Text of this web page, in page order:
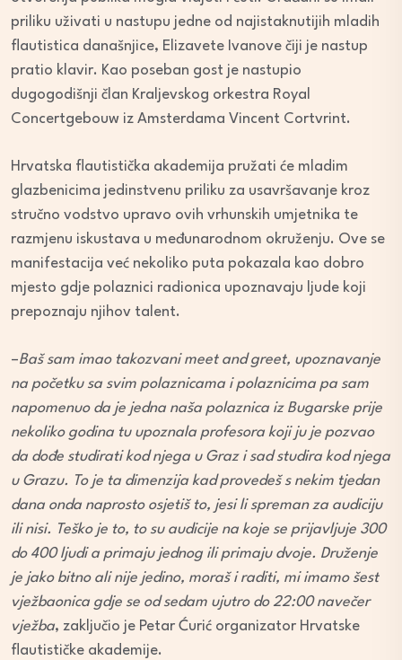
priliku uživati u nastupu jedne od najistaknutijih mladih
flautistica današnjice, Elizavete Ivanove čiji je nastup
pratio klavir. Kao poseban gost je nastupio
dugogodišnji član Kraljevskog orkestra Royal
Concertgebouw iz Amsterdama Vincent Cortvrint.
Hrvatska flautistička akademija pružati će mladim
glazbenicima jedinstvenu priliku za usavršavanje kroz
stručno vodstvo upravo ovih vrhunskih umjetnika te
razmjenu iskustava u međunarodnom okruženju. Ove se
manifestacija već nekoliko puta pokazala kao dobro
mjesto gdje polaznici radionica upoznavaju ljude koji
prepoznaju njihov talent.
–Baš sam imao takozvani meet and greet, upoznavanje
na početku sa svim polaznicama i polaznicima pa sam
napomenuo da je jedna naša polaznica iz Bugarske prije
nekoliko godina tu upoznala profesora koji ju je pozvao
da dođe studirati kod njega u Graz i sad studira kod njega
u Grazu. To je ta dimenzija kad provedeš s nekim tjedan
dana onda naprosto osjetiš to, jesi li spreman za audiciju
ili nisi. Teško je to, to su audicije na koje se prijavljuje 300
do 400 ljudi a primaju jednog ili primaju dvoje. Druženje
je jako bitno ali nije jedino, moraš i raditi, mi imamo šest
vježbaonica gdje se od sedam ujutro do 22:00 navečer
vježba, zaključio je Petar Ćurić organizator Hrvatske
flautističke akademije.